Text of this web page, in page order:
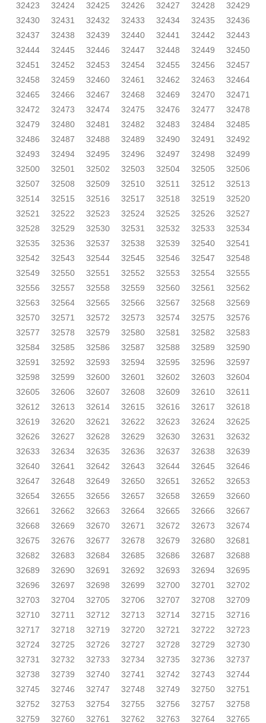
32423
32424 32425 32426 32427 32428
32429
32430
32431 32432 32433 32434 32435
32436
32437
32438 32439 32440 32441 32442
32443
32444
32445 32446 32447 32448 32449
32450
32451
32452 32453 32454 32455 32456
32457
32458
32459 32460 32461 32462 32463
32464
32465
32466 32467 32468 32469 32470
32471
32472
32473 32474 32475 32476 32477
32478
32479
32480 32481 32482 32483 32484
32485
32486
32487 32488 32489 32490 32491
32492
32493
32494 32495 32496 32497 32498
32499
32500
32501 32502 32503 32504 32505
32506
32507
32508 32509 32510 32511 32512
32513
32514
32515 32516 32517 32518 32519
32520
32521
32522 32523 32524 32525 32526
32527
32528
32529 32530 32531 32532 32533
32534
32535
32536 32537 32538 32539 32540
32541
32542
32543 32544 32545 32546 32547
32548
32549
32550 32551 32552 32553 32554
32555
32556
32557 32558 32559 32560 32561
32562
32563
32564 32565 32566 32567 32568
32569
32570
32571 32572 32573 32574 32575
32576
32577
32578 32579 32580 32581 32582
32583
32584
32585 32586 32587 32588 32589
32590
32591
32592 32593 32594 32595 32596
32597
32598
32599 32600 32601 32602 32603
32604
32605
32606 32607 32608 32609 32610
32611
32612
32613 32614 32615 32616 32617
32618
32619
32620 32621 32622 32623 32624
32625
32626
32627 32628 32629 32630 32631
32632
32633
32634 32635 32636 32637 32638
32639
32640
32641 32642 32643 32644 32645
32646
32647
32648 32649 32650 32651 32652
32653
32654
32655 32656 32657 32658 32659
32660
32661
32662 32663 32664 32665 32666
32667
32668
32669 32670 32671 32672 32673
32674
32675
32676 32677 32678 32679 32680
32681
32682
32683 32684 32685 32686 32687
32688
32689
32690 32691 32692 32693 32694
32695
32696
32697 32698 32699 32700 32701
32702
32703
32704 32705 32706 32707 32708
32709
32710
32711 32712 32713 32714 32715
32716
32717
32718 32719 32720 32721 32722
32723
32724
32725 32726 32727 32728 32729
32730
32731
32732 32733 32734 32735 32736
32737
32738
32739 32740 32741 32742 32743
32744
32745
32746 32747 32748 32749 32750
32751
32752
32753 32754 32755 32756 32757
32758
32759
32760 32761 32762 32763 32764 32765